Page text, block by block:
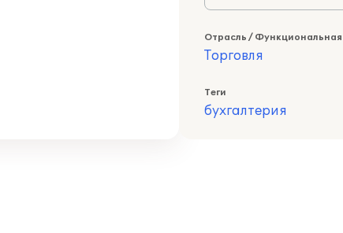
Отрасль / Функциональная
Торговля
Теги
бухгалтерия